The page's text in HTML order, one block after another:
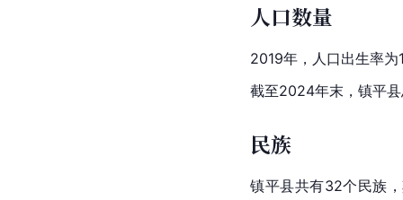
人口数量
2019年，人口出生率
截至2024年末，镇平
民族
镇平县共有32个民族